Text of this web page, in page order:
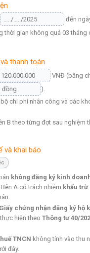
đến
thời gian không quá 03 tháng
thanh toán
VNĐ (bằng
).
chi phí nhân công và các
B theo từng đợt sau nghiệm
và khai báo
không đăng ký kinh
A có trách nhiệm khấu trừ
Giấy chứng nhận đăng ký hộ
hiện theo Thông tư 40/
TNCN không tính vào thu
đây.